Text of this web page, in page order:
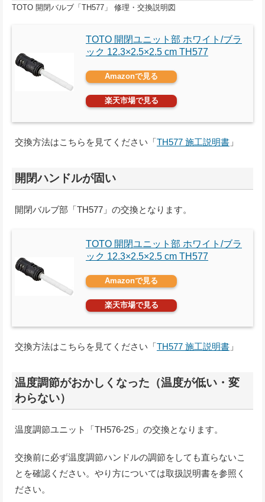
TOTO 開閉バルブ「TH577」 修理・交換説明図
TOTO 開閉ユニット部 ホワイト/ブラ
ック 12.3×2.5×2.5 cm TH577
Amazonで見る
楽天市場で見る
交換方法はこちらを見てください「TH577 施工説明書 」
開閉ハンドルが固い
開閉バルブ部「TH577」の交換となります。
TOTO 開閉ユニット部 ホワイト/ブラ
ック 12.3×2.5×2.5 cm TH577
Amazonで見る
楽天市場で見る
交換方法はこちらを見てください「TH577 施工説明書 」
温度調節がおかしくなった（温度が低い・変
わらない）
温度調節ユニット「TH576-2S」の交換となります。
交換前に必ず温度調節ハンドルの調節をしても直らないこ
とを確認ください。やり方については取扱説明書を参照く
ださい。